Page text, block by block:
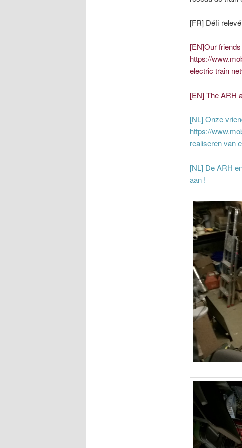
[FR] Défi
[EN]Our
https://
electric train
[EN] The ARH
[NL] Onze
https://
realiseren van
[NL] De ARH
aan !